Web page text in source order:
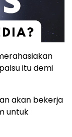
itu demi
akan bekerja
untuk